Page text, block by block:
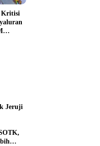
Kritisi
Jeruji